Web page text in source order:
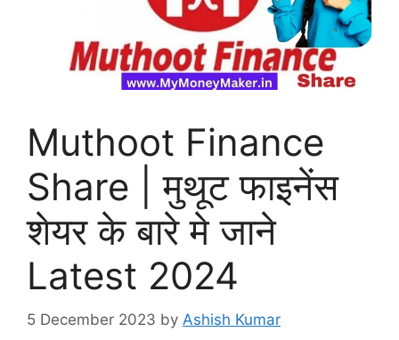
Muthoot Finance
Share | मुथूट फाइनेंस
शेयर के बारे मे जाने
Latest 2024
5 December 2023 by Ashish Kumar